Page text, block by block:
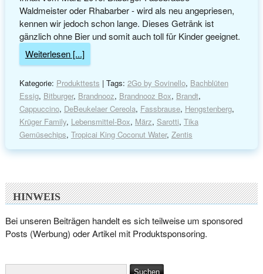
Waldmeister oder Rhabarber - wird als neu angepriesen,
kennen wir jedoch schon lange. Dieses Getränk ist
gänzlich ohne Bier und somit auch toll für Kinder geeignet.
Weiterlesen [...]
Kategorie: Produkttests | Tags: 2Go by Sovinello, Bachblüten
Essig, Bitburger, Brandnooz, Brandnooz Box, Brandt,
Cappuccino, DeBeukelaer Cereola, Fassbrause, Hengstenberg,
Krüger Family, Lebensmittel-Box, März, Sarotti, Tika
Gemüsechips, Tropicai King Coconut Water, Zentis
HINWEIS
Bei unseren Beiträgen handelt es sich teilweise um sponsored
Posts (Werbung) oder Artikel mit Produktsponsoring.